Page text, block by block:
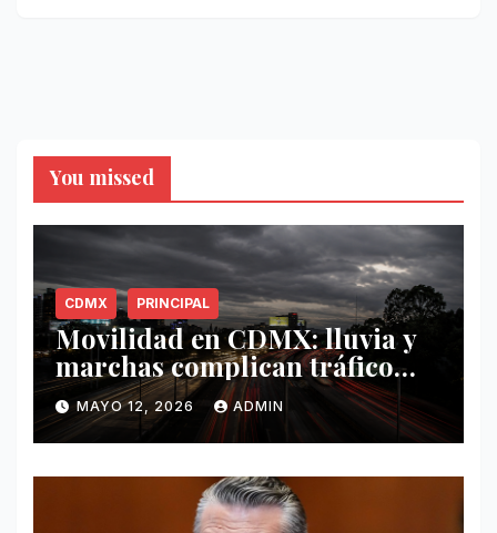
You missed
CDMX PRINCIPAL
Movilidad en CDMX: lluvia y
marchas complican tráfico
este 12 de mayo
MAYO 12, 2026 ADMIN